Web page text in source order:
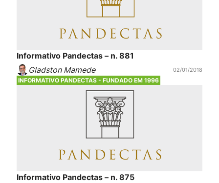
Informativo Pandectas – n. 881
Gladston Mamede
02/01/2018
INFORMATIVO PANDECTAS - FUNDADO EM 1996
Informativo Pandectas – n. 875